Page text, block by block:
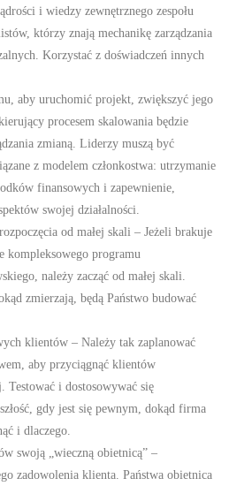
i wiedzy zewnętrznego zespołu
którzy znają mechanikę zarządzania
Korzystać z doświadczeń innych
aby uruchomić projekt, zwiększyć jego
procesem skalowania będzie
zmianą. Liderzy muszą być
z modelem członkostwa: utrzymanie
finansowych i zapewnienie,
swojej działalności.
od małej skali – Jeżeli brakuje
kompleksowego programu
należy zacząć od małej skali.
zmierzają, będą Państwo budować
klientów – Należy tak zaplanować
aby przyciągnąć klientów
Testować i dostosowywać się
gdy jest się pewnym, dokąd firma
i dlaczego.
swoją „wieczną obietnicą” –
zadowolenia klienta. Państwa obietnica